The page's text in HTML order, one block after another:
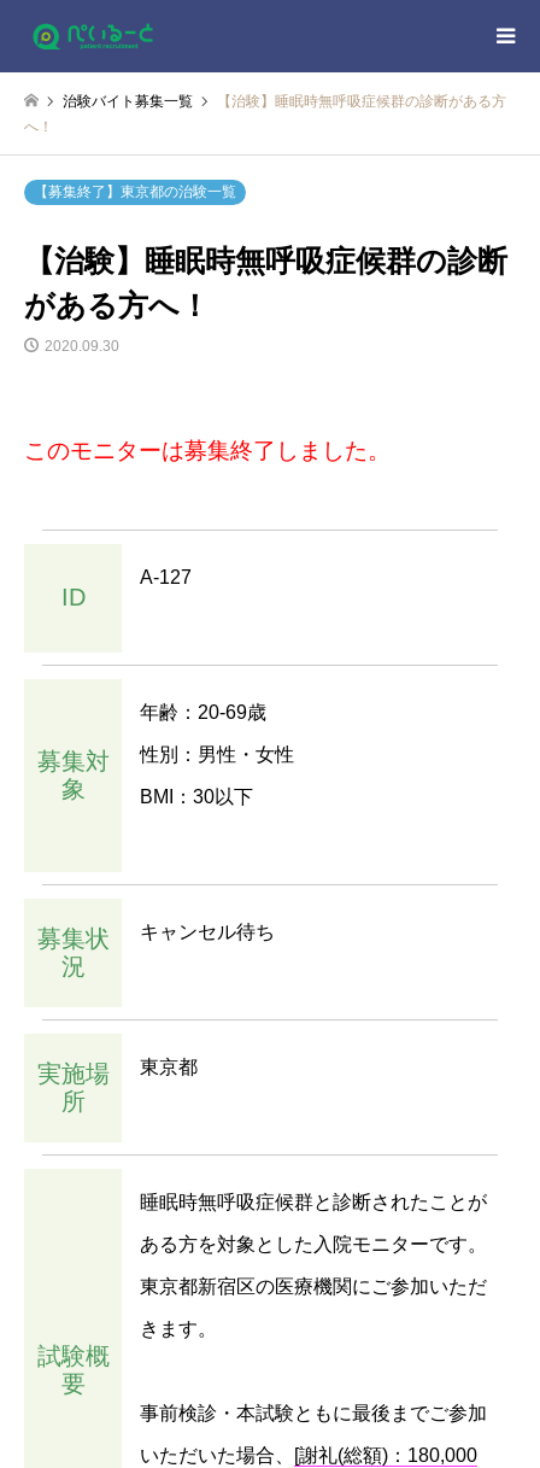
治験バイト募集一覧
【治験】睡眠時無呼吸症候群の診断がある方
へ！
【募集終了】東京都の治験一覧
【治験】睡眠時無呼吸症候群の診断
がある方へ！
2020.09.30
このモニターは募集終了しました。
ID
A-127
募集対
象
年齢：20-69歳
性別：男性・女性
BMI：30以下
募集状
況
キャンセル待ち
実施場
所
東京都
試験概
要
睡眠時無呼吸症候群と診断されたことが
ある方を対象とした入院モニターです。
東京都新宿区の医療機関にご参加いただ
きます。
事前検診・本試験ともに最後までご参加
いただいた場合、 [謝礼(総額)：180,000